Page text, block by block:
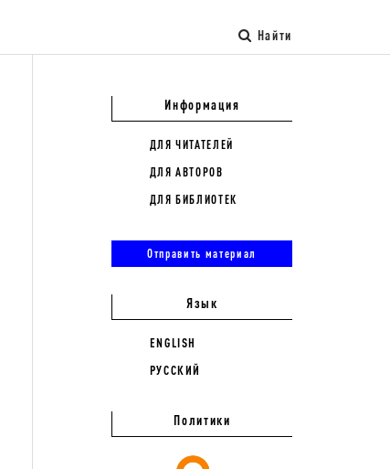
Найти
Информация
ДЛЯ ЧИТАТЕЛЕЙ
ДЛЯ АВТОРОВ
ДЛЯ БИБЛИОТЕК
Отправить материал
Язык
ENGLISH
РУССКИЙ
Политики